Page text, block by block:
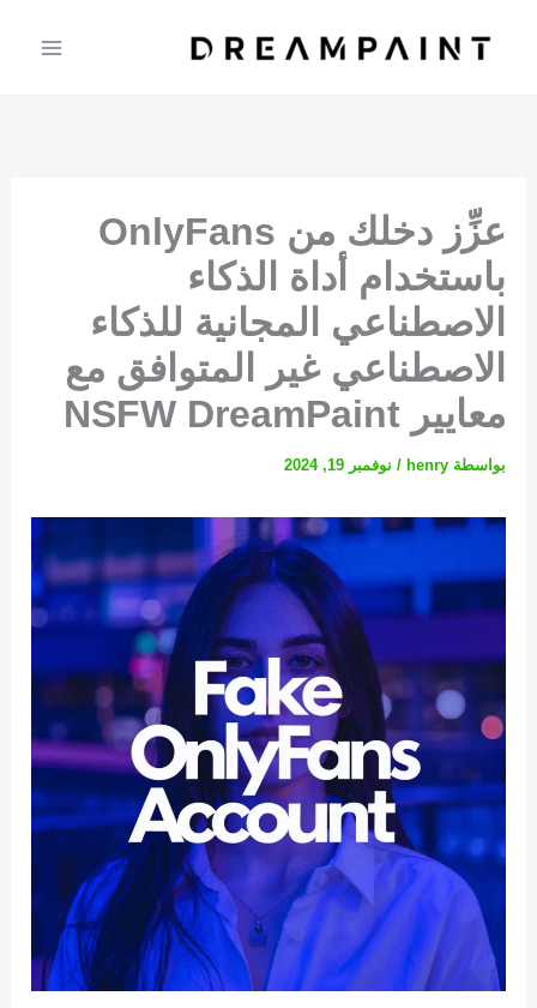
عزِّز دخلك من OnlyFans
باستخدام أداة الذكاء
الاصطناعي المجانية للذكاء
الاصطناعي غير المتوافق مع
معايير NSFW DreamPaint
بواسطة henry
/ نوفمبر 19, 2024